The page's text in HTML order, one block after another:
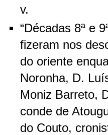
v.
“Décadas 8ª e
fizeram nos
do oriente
Noronha, D.
Moniz Barreto,
conde de
do Couto,